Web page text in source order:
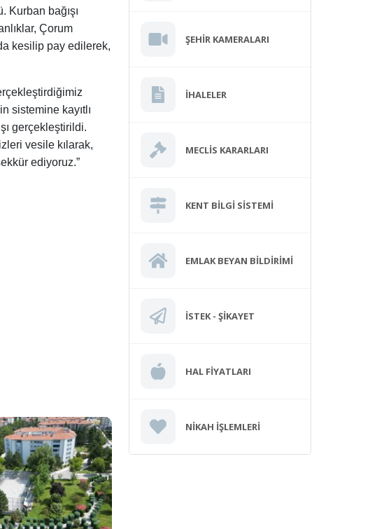
Kurban bağışı
Çorum
kesilip pay edilerek,
sistemine kayıtlı
gerçekleştirildi.
vesile kılarak,
ediyoruz.”
ŞEHIR KAMERALARI
İHALELER
MECLIS KARARLARI
KENT BILGI SISTEMI
EMLAK BEYAN BILDIRIMI
İSTEK - ŞIKAYET
HAL FIYATLARI
NIKAH İŞLEMLERI